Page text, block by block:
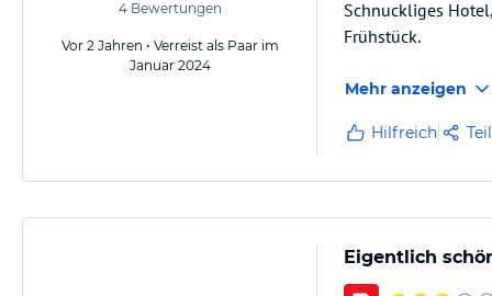
4 Bewertungen
Vor 2 Jahren • Verreist als Paar im
Januar 2024
Schnuckliges
Frühstück.
Mehr anzeigen
Hilfreich
Eigentlich